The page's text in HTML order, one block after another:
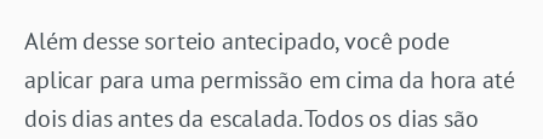
Além desse sorteio antecipado, você pode
aplicar para uma permissão em cima da hora até
dois dias antes da escalada. Todos os dias são